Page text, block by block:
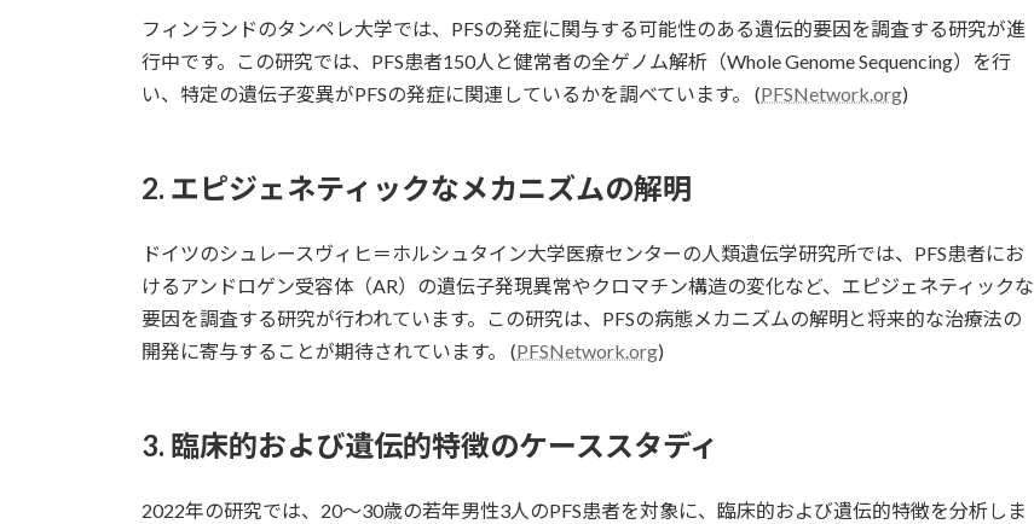
フィンランドのタンペレ大学では、PFSの発症に関与する可能性のある遺伝的要因を調査する研究が進
行中です。この研究では、PFS患者150人と健常者の全ゲノム解析（Whole Genome Sequencing）を行
い、特定の遺伝子変異がPFSの発症に関連しているかを調べています。 (PFSNetwork.org)
2. エピジェネティックなメカニズムの解明
ドイツのシュレースヴィヒ＝ホルシュタイン大学医療センターの人類遺伝学研究所では、PFS患者にお
けるアンドロゲン受容体（AR）の遺伝子発現異常やクロマチン構造の変化など、エピジェネティックな
要因を調査する研究が行われています。この研究は、PFSの病態メカニズムの解明と将来的な治療法の
開発に寄与することが期待されています。 (PFSNetwork.org)
3. 臨床的および遺伝的特徴のケーススタディ
2022年の研究では、20〜30歳の若年男性3人のPFS患者を対象に、臨床的および遺伝的特徴を分析しま